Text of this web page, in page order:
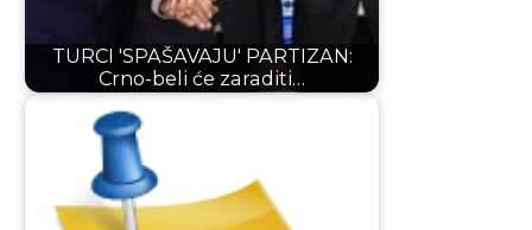
TURCI 'SPAŠAVAJU' PARTIZAN:
Crno-beli će zaraditi…